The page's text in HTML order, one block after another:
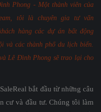
Phong - Một thành viên của
tôi là chuyên gia tư vấn
hàng các dự án bất động
và các thành phố du lịch biển.
Lê Đình Phong sẽ trao lại cho
bắt đầu từ những câu
cư và đầu tư. Chúng tôi làm